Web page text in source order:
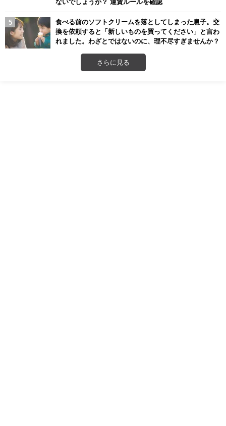
ないでしょうか？ 運賃ルールを確認
食べる前のソフトクリームを落としてしまった息子。交
換を依頼すると「新しいものを買ってください」と言わ
れました。わざとではないのに、理不尽すぎませんか？
さらに見る